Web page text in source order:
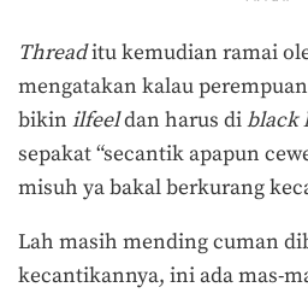
Threaditu kemudian ramai
mengatakan kalau
bikin ilfeeldan harus diblack
sepakat “secantik apapun
misuh ya bakal berkurang
Lah masih mending cuman
kecantikannya, ini ada mas-